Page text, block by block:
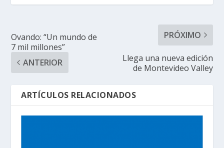
Ovando: “Un mundo de
7 mil millones”
ANTERIOR
PRÓXIMO
Llega una nueva edición
de Montevideo Valley
ARTÍCULOS RELACIONADOS